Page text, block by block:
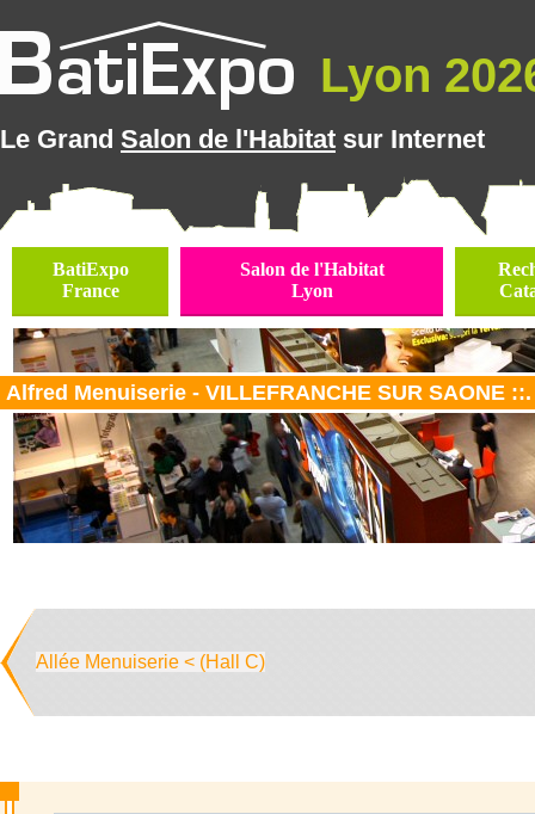
Lyon
Le Grand Salon de l'Habitat sur Internet
BatiExpo
France
Salon de l'Habitat
Lyon
Alfred Menuiserie - VILLEFRANCHE SUR SAONE ::.
Allée Menuiserie < (Hall C)